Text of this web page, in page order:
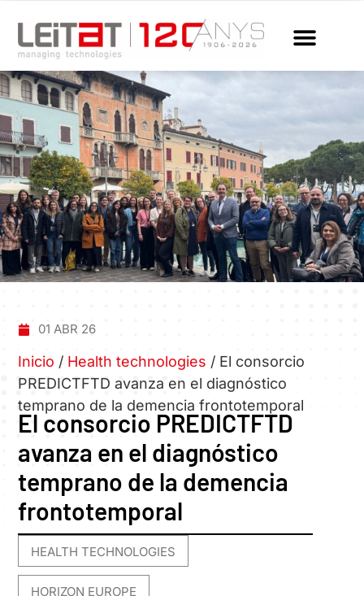
01 ABR 26
Inicio / Health technologies / El consorcio
PREDICTFTD avanza en el diagnóstico
temprano de la demencia frontotemporal
El consorcio PREDICTFTD
avanza en el diagnóstico
temprano de la demencia
frontotemporal
HEALTH TECHNOLOGIES
HORIZON EUROPE